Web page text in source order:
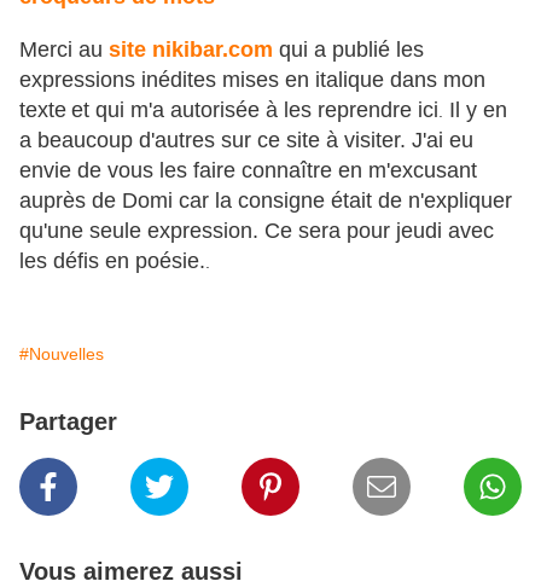
Merci au site nikibar.com qui a publié les
expressions inédites mises en italique dans mon
texte et qui m'a autorisée à les reprendre ici Il y en
a beaucoup d'autres sur ce site à visiter. J'ai eu
envie de vous les faire connaître en m'excusant
auprès de Domi car la consigne était de n'expliquer
qu'une seule expression. Ce sera pour jeudi avec
les défis en poésie.
#Nouvelles
Partager
Vous aimerez aussi